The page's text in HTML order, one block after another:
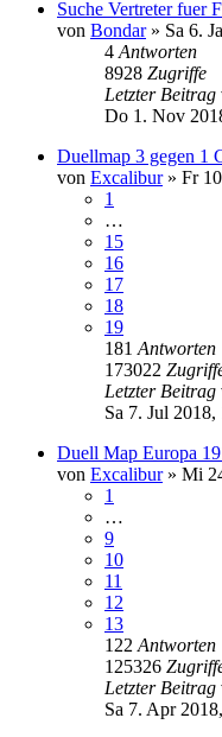
Suche Vertreter fuer
von Bondar» Sa 6.
4 Antworten
8928 Zugriffe
Letzter Beitrag
Do 1. Nov
Duellmap 3 gegen 1
von Excalibur» Fr
1
…
15
16
17
18
19
181 Antworten
173022
Letzter Beitrag
Sa 7. Jul 2018,
Duell Map Europa
von Excalibur» Mi
1
…
9
10
11
12
13
122 Antworten
125326
Letzter Beitrag
Sa 7. Apr